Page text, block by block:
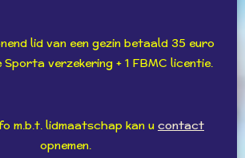
lid van een gezin betaald 35 euro
verzekering + 1 FBMC licentie.
m.b.t. lidmaatschap kan u contact
opnemen.